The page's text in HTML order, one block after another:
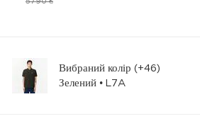
Вибраний колір (+46)
Зелений • L7A